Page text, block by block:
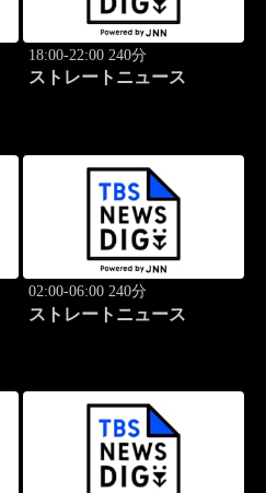
18:00-22:00 240分
ストレートニュース
02:00-06:00 240分
ストレートニュース